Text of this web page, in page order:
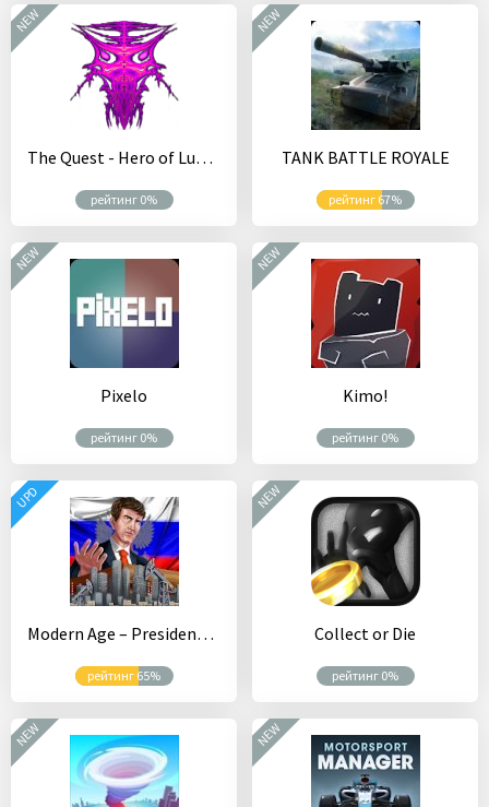
The Quest - Hero of Lukomorye III
рейтинг 0%
NEW
TANK BATTLE ROYALE
рейтинг 67%
NEW
Pixelo
рейтинг 0%
NEW
Kimo!
рейтинг 0%
NEW
Modern Age – President Simulator
рейтинг 65%
UPD
Collect or Die
рейтинг 0%
NEW
NEW NEW